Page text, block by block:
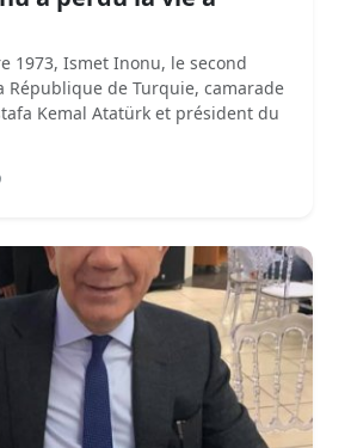
1973, Ismet Inonu, le second
République de Turquie, camarade
Kemal Atatürk et président du